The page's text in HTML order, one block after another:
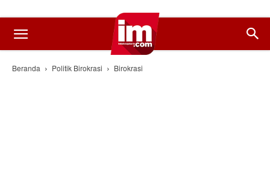
Beranda Politik Birokrasi Birokrasi